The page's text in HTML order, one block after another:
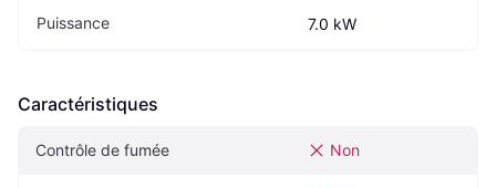
Puissance 7.0 kW
Caractéristiques
Contrôle de fumée Non